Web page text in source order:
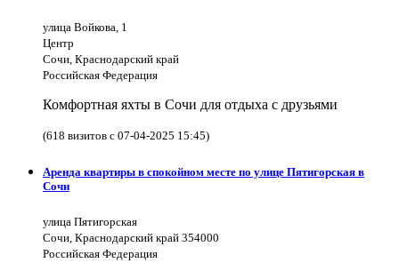
улица Войкова, 1
Центр
Сочи, Краснодарский край
Российская Федерация
Комфортная яхты в Сочи для отдыха с друзьями
(618 визитов с 07-04-2025 15:45)
Аренда квартиры в спокойном месте по улице Пятигорская в
Сочи
улица Пятигорская
Сочи, Краснодарский край 354000
Российская Федерация